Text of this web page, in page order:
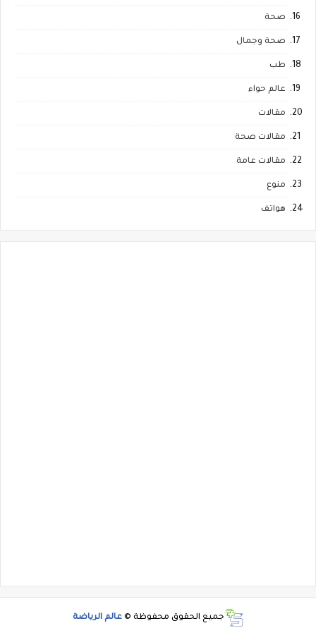
صحة
صحة وجمال
طب
عالم حواء
مقالات
مقالات صحة
مقالات عامة
منوع
هواتف
جميع الحقوق محفوظة © عالم الرياضة